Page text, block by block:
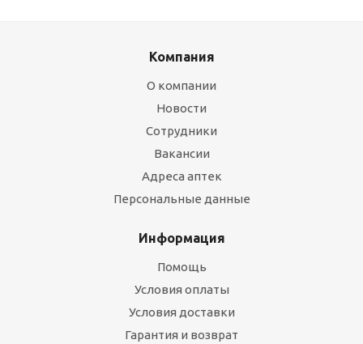
Компания
О компании
Новости
Сотрудники
Вакансии
Адреса аптек
Персональные данные
Информация
Помощь
Условия оплаты
Условия доставки
Гарантия и возврат